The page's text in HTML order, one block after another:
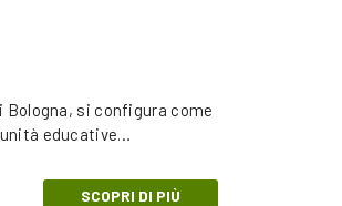
Bologna, si configura come
educative…
SCOPRI DI PIÙ